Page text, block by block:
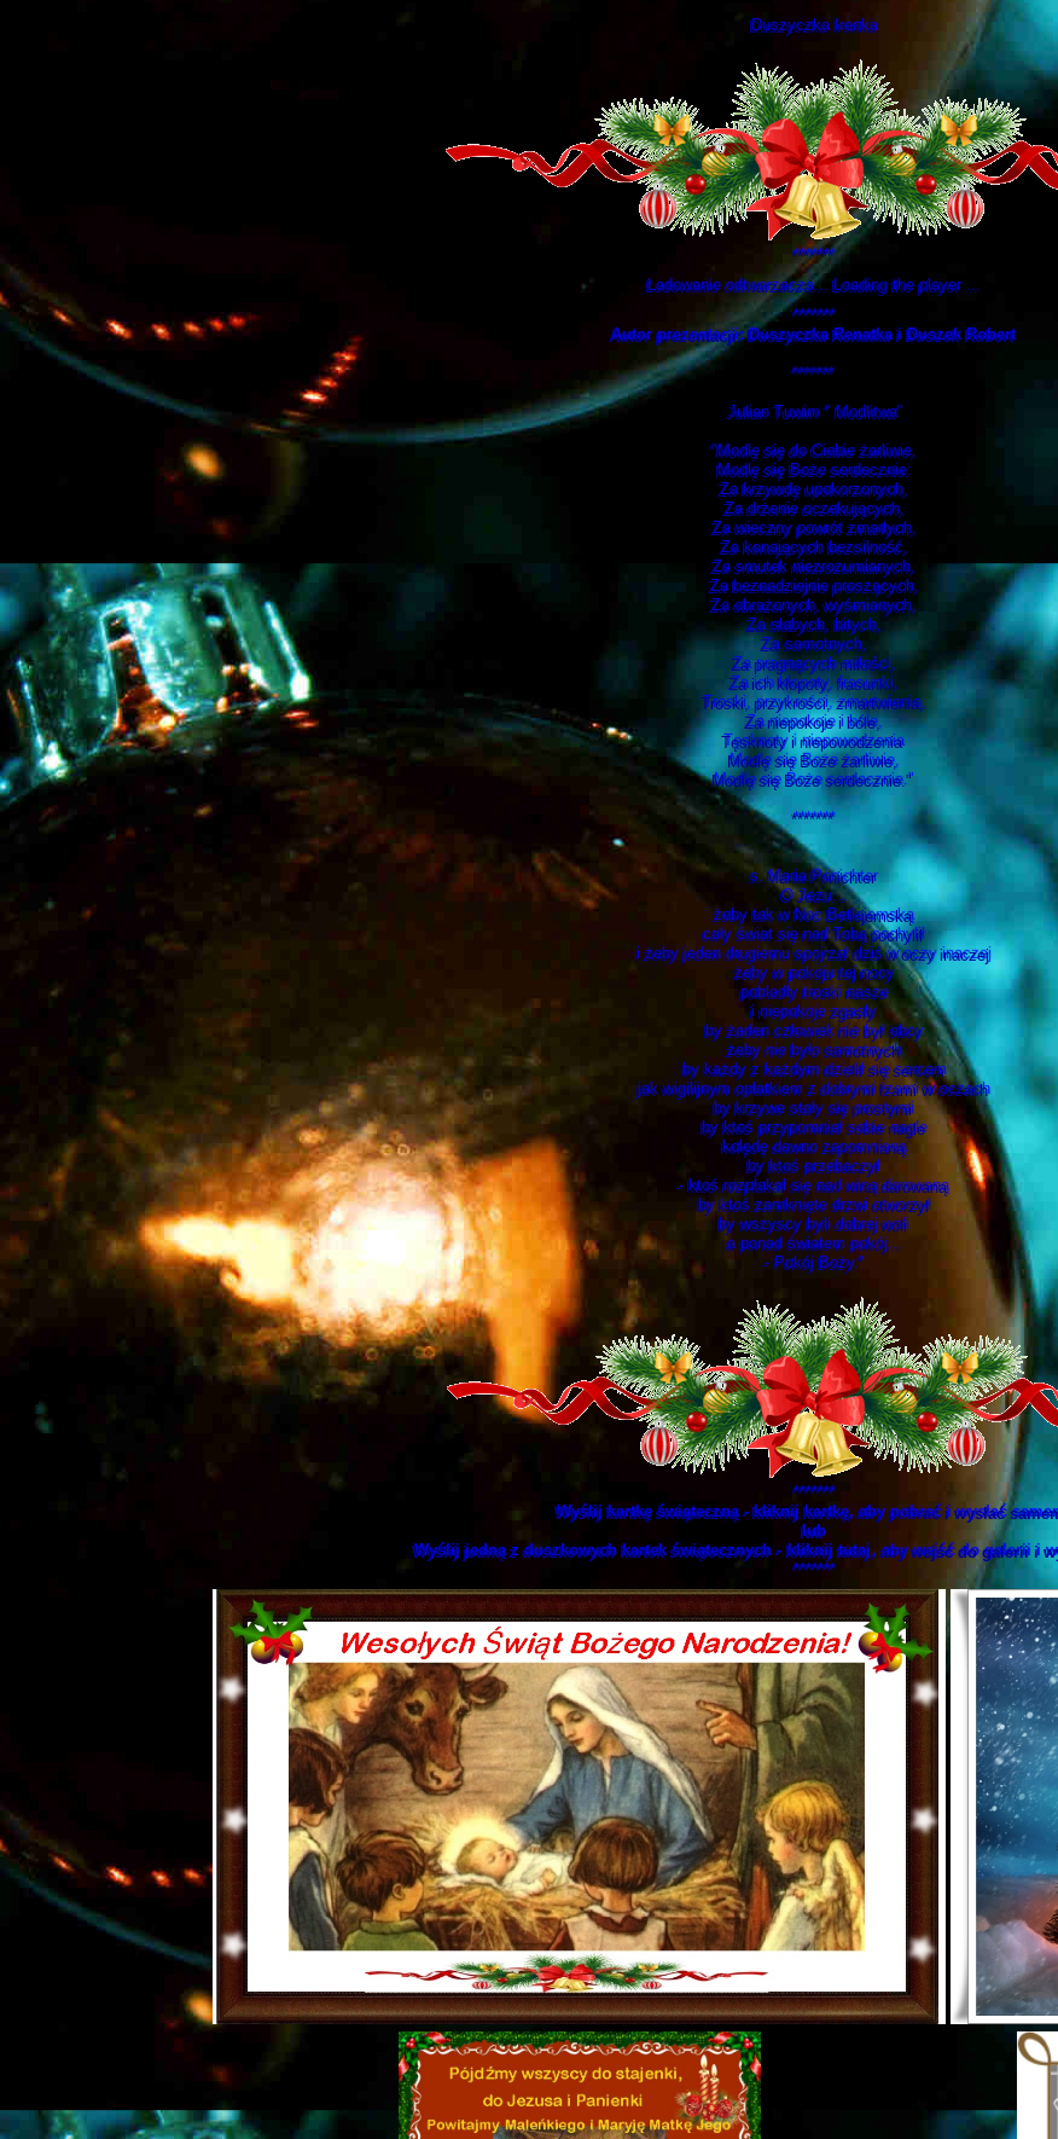
Duszyczka Irenka
*******
Ładowanie odtwarzacza... Loading the player ...
*******
Autor prezentacji: Duszyczka Renatka i Duszek Robert
*******
Julian Tuwim " Modlitwa”
"Modlę się do Ciebie żarliwie,
Modlę się Boże serdecznie:
Za krzywdę upokorzonych,
Za drżenie oczekujących,
Za wieczny powrót zmarłych,
Za konających bezsilność,
Za smutek niezrozumianych,
Za beznadziejnie proszących,
Za obrażonych, wyśmianych,
Za słabych, bitych,
Za samotnych,
Za pragnących miłości,
Za ich kłopoty, frasunki,
Troski, przykrości, zmartwienia,
Za niepokoje i bóle,
Tęsknoty i niepowodzenia
Modlę się Boże żarliwie,
Modlę się Boże serdecznie."
*******
s. Maria Ponichter
O Jezu…
żeby tak w Noc Betlejemską
cały świat się nad Tobą pochylił
i żeby jeden drugiemu spojrzał dziś w oczy inaczej
żeby w pokoju tej nocy
pobladły troski nasze
i niepokoje zgasły
by żaden człowiek nie był obcy
żeby nie było samotnych
by każdy z każdym dzielił się sercem
jak wigilijnym opłatkiem z dobrymi łzami w oczach
by krzywe stały się prostymi
by ktoś przypomniał sobie nagle
kolędę dawno zapomnianą
by ktoś przebaczył
- ktoś rozpłakał się nad winą darowaną
by ktoś zamknięte drzwi otworzył
by wszyscy byli dobrej woli
a ponad światem pokój...
- Pokój Boży."
*******
Wyślij kartkę świąteczną - kliknij kartkę, aby pobrać i wysłać
lub
Wyślij jedną z duszkowych kartek świątecznych - kliknij tutaj, aby wejść do galerii i
*******